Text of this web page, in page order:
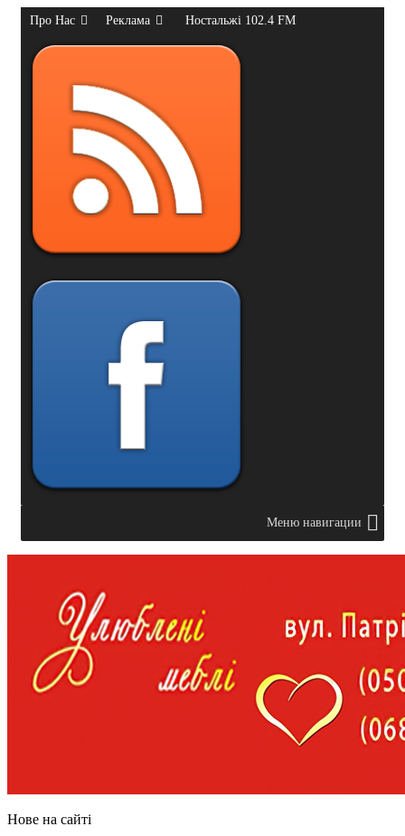
Про Нас Реклама Ностальжі 102.4 FM
Меню навигации
Нове на сайті